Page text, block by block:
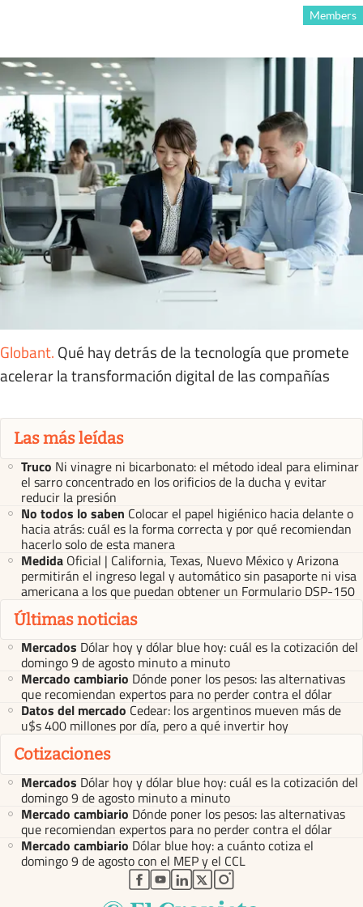
Members
Globant. Qué hay detrás de la tecnología que promete
acelerar la transformación digital de las compañías
Las más leídas
Truco Ni vinagre ni bicarbonato: el método ideal para eliminar
el sarro concentrado en los orificios de la ducha y evitar
reducir la presión
No todos lo saben Colocar el papel higiénico hacia delante o
hacia atrás: cuál es la forma correcta y por qué recomiendan
hacerlo solo de esta manera
Medida Oficial | California, Texas, Nuevo México y Arizona
permitirán el ingreso legal y automático sin pasaporte ni visa
americana a los que puedan obtener un Formulario DSP-150
Últimas noticias
Mercados Dólar hoy y dólar blue hoy: cuál es la cotización del
domingo 9 de agosto minuto a minuto
Mercado cambiario Dónde poner los pesos: las alternativas
que recomiendan expertos para no perder contra el dólar
Datos del mercado Cedear: los argentinos mueven más de
u$s 400 millones por día, pero a qué invertir hoy
Cotizaciones
Mercados Dólar hoy y dólar blue hoy: cuál es la cotización del
domingo 9 de agosto minuto a minuto
Mercado cambiario Dónde poner los pesos: las alternativas
que recomiendan expertos para no perder contra el dólar
Mercado cambiario Dólar blue hoy: a cuánto cotiza el
domingo 9 de agosto con el MEP y el CCL
abre en nueva pestaña
abre en nueva pestaña
abre en nueva pestaña
abre en nueva pestaña
abre en nueva pestaña